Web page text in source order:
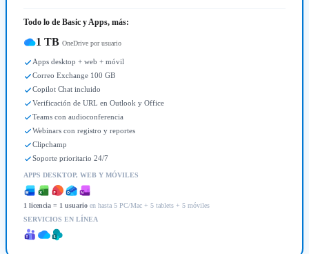
Todo lo de Basic y Apps, más:
1 TB OneDrive por usuario
Apps desktop + web + móvil
Correo Exchange 100 GB
Copilot Chat incluido
Verificación de URL en Outlook y Office
Teams con audioconferencia
Webinars con registro y reportes
Clipchamp
Soporte prioritario 24/7
APPS DESKTOP, WEB Y MÓVILES
1 licencia = 1 usuario en hasta 5 PC/Mac + 5 tablets + 5 móviles
SERVICIOS EN LÍNEA